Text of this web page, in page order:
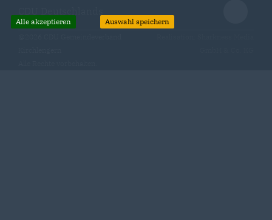
Alle akzeptieren Auswahl speichern